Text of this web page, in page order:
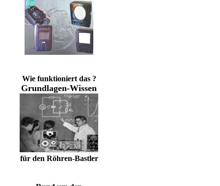
Wie funktioniert das ?
Grundlagen-Wissen
für den Röhren-Bastler